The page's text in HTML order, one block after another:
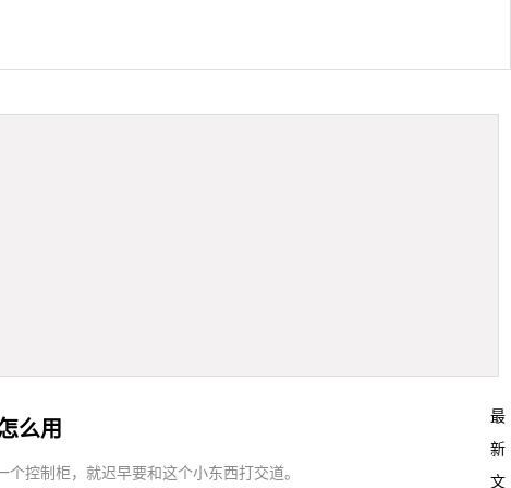
么用
控制柜，就迟早要和这个小东西打交道。
最
新
文